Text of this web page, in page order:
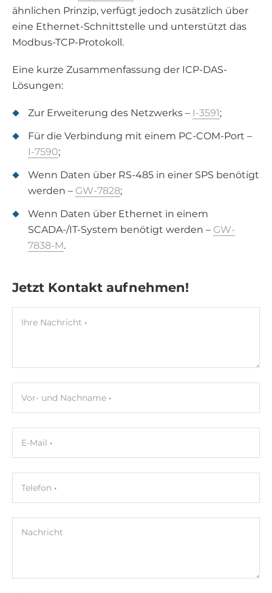
ähnlichen Prinzip, verfügt jedoch zusätzlich über
eine Ethernet-Schnittstelle und unterstützt das
Modbus-TCP-Protokoll.
Eine kurze Zusammenfassung der ICP-DAS-
Lösungen:
Zur Erweiterung des Netzwerks – I-3591;
Für die Verbindung mit einem PC-COM-Port –
I-7590;
Wenn Daten über RS-485 in einer SPS benötigt
werden – GW-7828;
Wenn Daten über Ethernet in einem
SCADA-/IT-System benötigt werden – GW-
7838-M.
Jetzt Kontakt aufnehmen!
Ihre Nachricht
Vor- und Nachname
E-Mail
Telefon
Nachricht